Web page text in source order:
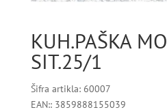
KUH.PAŠKA
SIT.25/1
Šifra artikla: 60007
EAN:: 3859888155039